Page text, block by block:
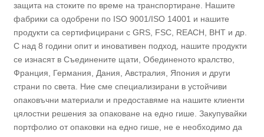
защита на стоките по време на транспортиране. Нашите
фабрики са одобрени по ISO 9001/ISO 14001 и нашите
продукти са сертифицирани с GRS, FSC, REACH, BHT и др.
С над 8 години опит и иновативен подход, нашите продукти
се изнасят в Съединените щати, Обединеното кралство,
Франция, Германия, Дания, Австралия, Япония и други
страни по света. Ние сме специализирани в устойчиви
опаковъчни материали и предоставяме на нашите клиенти
цялостни решения за опаковане на едно гише. Закупувайки
портфолио от опаковки на едно гише, не е необходимо да